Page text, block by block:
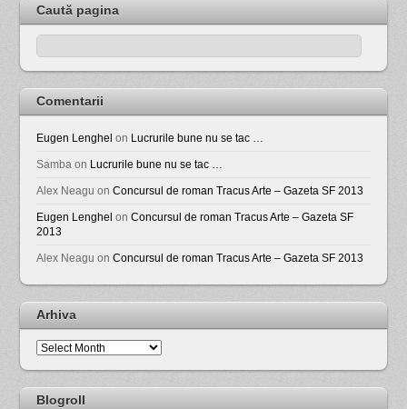
Caută pagina
Comentarii
Eugen Lenghel on Lucrurile bune nu se tac …
Samba on Lucrurile bune nu se tac …
Alex Neagu onConcursul de roman Tracus Arte – Gazeta SF 2013
Eugen Lenghel onConcursul de roman Tracus Arte – Gazeta SF
2013
Alex Neagu onConcursul de roman Tracus Arte – Gazeta SF 2013
Arhiva
Arhiva
Blogroll